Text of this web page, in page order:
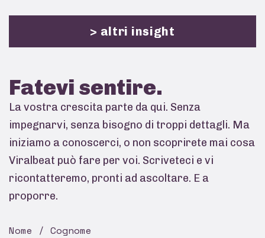
> altri insight
Fatevi sentire.
La vostra crescita parte da qui. Senza
impegnarvi, senza bisogno di troppi dettagli. Ma
iniziamo a conoscerci, o non scoprirete mai cosa
Viralbeat può fare per voi. Scriveteci e vi
ricontatteremo, pronti ad ascoltare. E a
proporre.
Nome / Cognome